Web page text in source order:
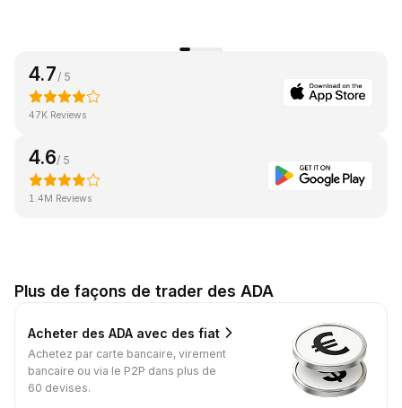
4.7 / 5
47K Reviews
4.6/ 5
1.4M Reviews
Plus de façons de trader des ADA
Acheter des ADA avec des fiat
Achetez par carte bancaire, virement
bancaire ou via le P2P dans plus de
60 devises.